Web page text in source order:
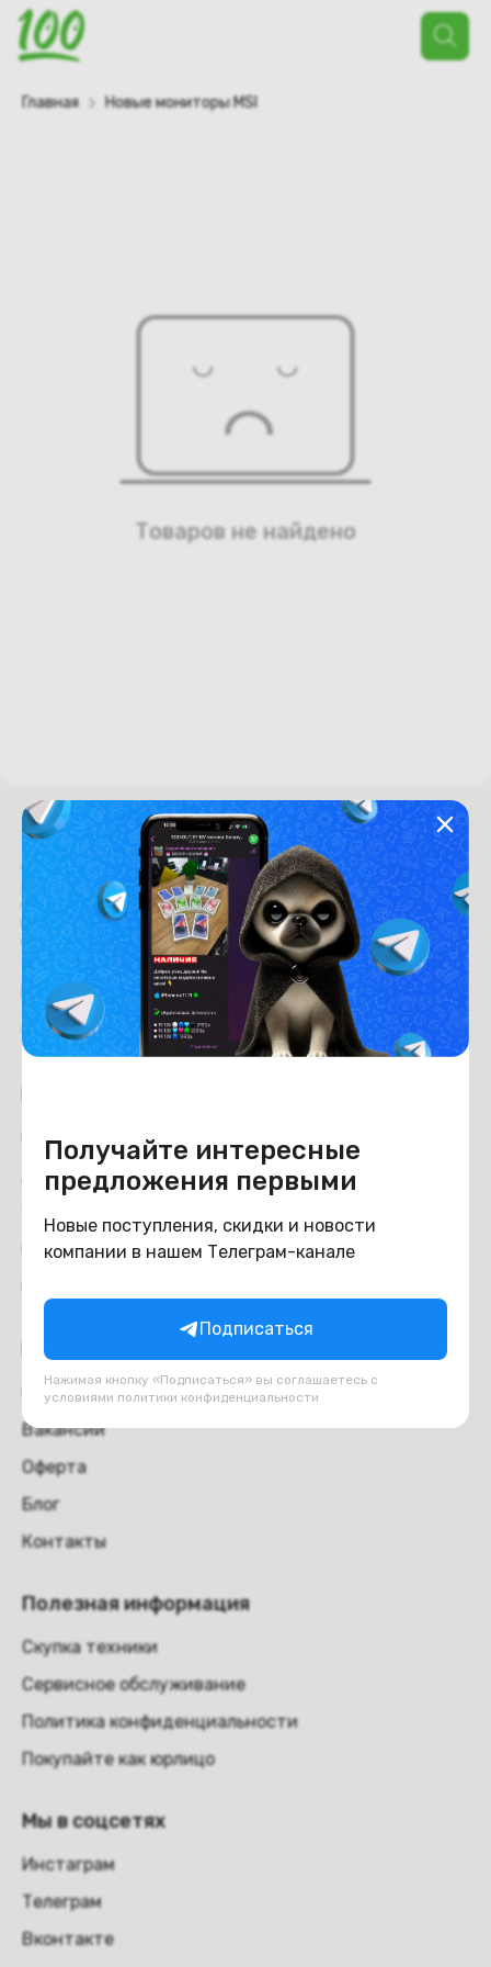
Поиск
товаров
Получайте интересные
предложения первыми
Новые поступления, скидки и новости
компании в нашем Телеграм-канале
Подписаться
Нажимая кнопку «Подписаться» вы соглашаетесь с
условиями политики конфиденциальности
Главная Новые мониторы MSI
Товаров не найдено
Время работы с 9:00 до 21:00
г. Минск, пр-т. Независимости, д.94
Рейтинг магазина:
4.6 из 5
Оплата
Доставка и самовывоз
Отзывы
Компания
О компании
Вакансии
Оферта
Блог
Контакты
Полезная информация
Скупка техники
Сервисное обслуживание
Политика конфиденциальности
Покупайте как юрлицо
Мы в соцсетях
Инстаграм
Телеграм
Вконтакте